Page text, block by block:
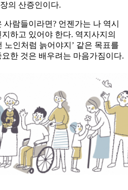
의 산증인이다.
람들이라면? 언젠가는 나 역시
하고 있어야 한다. 역지사지의
노인처럼 늙어야지’ 같은 목표를
한 것은 배우려는 마음가짐이다.